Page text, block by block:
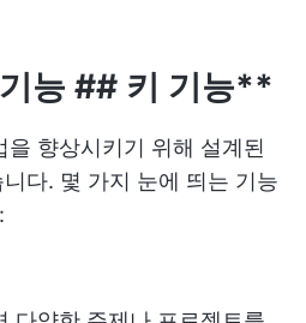
능 ## 키 기능**
향상시키기 위해 설계된
다. 몇 가지 눈에 띄는 기능